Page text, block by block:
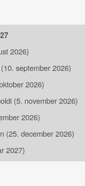
2026)
september 2026)
2026)
(5. november 2026)
2026)
(25. december 2026)
2027)